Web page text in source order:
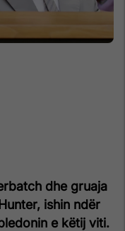
dhe gruaja
ishin ndër
e këtij viti.